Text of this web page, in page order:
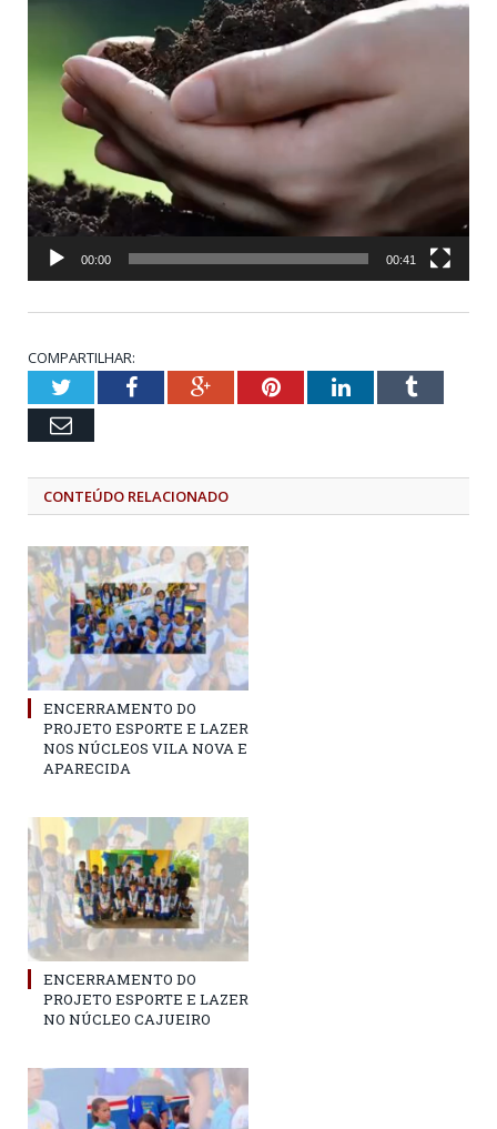
00:00 00:41
COMPARTILHAR:
TwitterFacebookGoogle+PinterestLinkedInTumblr
Email
CONTEÚDO RELACIONADO
ENCERRAMENTO DO
PROJETO ESPORTE E LAZER
NOS NÚCLEOS VILA NOVA E
APARECIDA
ENCERRAMENTO DO
PROJETO ESPORTE E LAZER
NO NÚCLEO CAJUEIRO